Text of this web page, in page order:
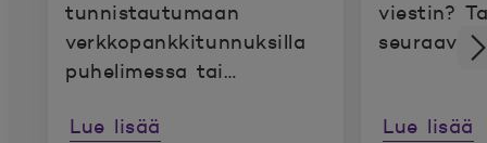
tunnistautumaan
verkkopankkitunnuksilla
puhelimessa tai
Lue lisää
viestin?
Lue lisää